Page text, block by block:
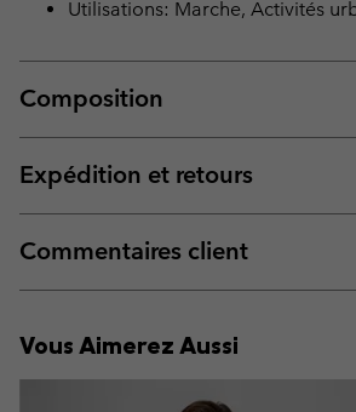
Utilisations: Marche, Activités
Composition
Expédition et retours
Commentaires client
Vous Aimerez Aussi